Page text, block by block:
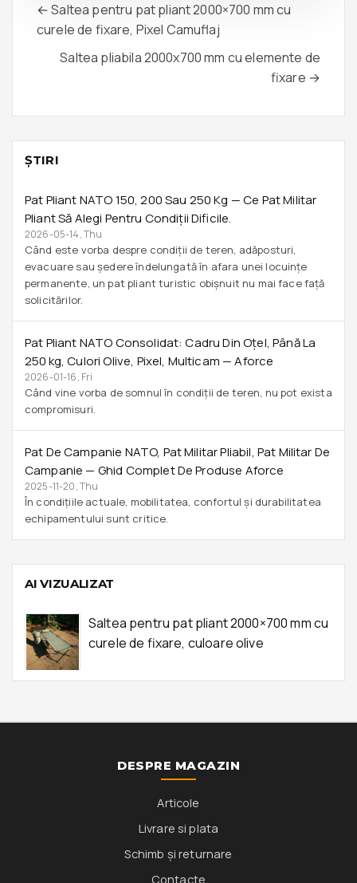
← Saltea pentru pat pliant 2000×700 mm cu
curele de fixare, Pixel Camuflaj
Saltea pliabila 2000x700 mm cu elemente de
fixare →
ŞTIRI
Pat Pliant NATO 150, 200 Sau 250 Kg — Ce Pat Militar
Pliant Să Alegi Pentru Condiții Dificile.
2026-05-14, Thu
Când este vorba despre condiții de teren, adăposturi,
evacuare sau ședere îndelungată în afara unei locuințe
permanente, un pat pliant turistic obișnuit nu mai face față
solicitărilor.
Pat Pliant NATO Consolidat: Cadru Din Oțel, Până La
250 Kg, Culori Olive, Pixel, Multicam — Aforce
2026-01-16, Fri
Când vine vorba de somnul în condiții de teren, nu pot exista
compromisuri.
Pat De Campanie NATO, Pat Militar Pliabil, Pat Militar De
Campanie — Ghid Complet De Produse Aforce
2025-11-20, Thu
În condițiile actuale, mobilitatea, confortul și durabilitatea
echipamentului sunt critice.
AI VIZUALIZAT
Saltea pentru pat pliant 2000×700 mm cu
curele de fixare, culoare olive
DESPRE MAGAZIN
Articole
Livrare si plata
Schimb și returnare
Contacte